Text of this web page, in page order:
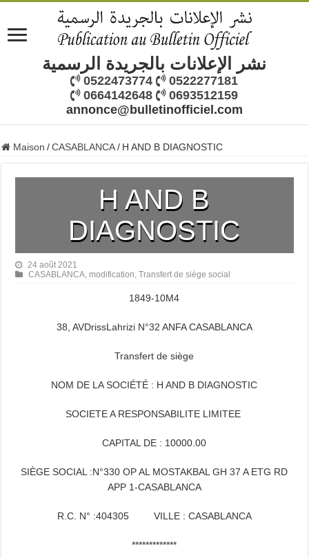
نشر الإعلانات بالجريدة الرسمية
0522473774
0522277181
0664142648
0693512159
annonce@bulletinofficiel.com
Maison / CASABLANCA / H AND B DIAGNOSTIC
H AND B
DIAGNOSTIC
24 août 2021
CASABLANCA, modification,Transfert de siège social
1849-10M4
38, AVDrissLahrizi N°32 ANFA CASABLANCA
Transfert de siège
NOM DE LA SOCIÉTÉ : H AND B DIAGNOSTIC
SOCIETE A RESPONSABILITE LIMITEE
CAPITAL DE : 10000.00
SIÈGE SOCIAL :N°330 OP AL MOSTAKBAL GH 37 A ETG RD
APP 1-CASABLANCA
R.C. N° :404305 VILLE : CASABLANCA
*************